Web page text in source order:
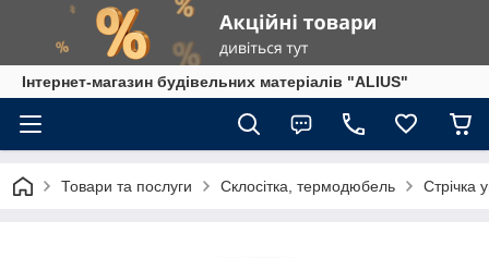
Інтернет-магазин будівельних матеріалів "ALIUS"
Товари та послуги Склосітка, термодюбель Стрічка